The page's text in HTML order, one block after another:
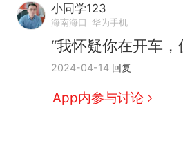
小同学123
海南海口 华为手机
“我怀疑你在开车
2024-04-14 回复
App内参与讨论